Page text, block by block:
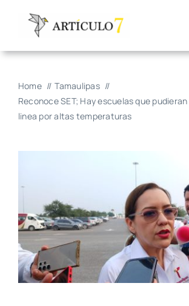
Home
Tamaulipas
Reconoce SET; Hay escuelas que
linea por altas temperaturas